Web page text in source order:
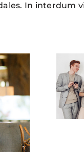
In interdum